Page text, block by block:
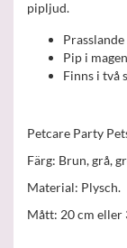
pipljud.
Pip i
Finns i två
Petcare Party
Färg: Brun, grå,
Material: Plysch.
Mått: 20 cm eller